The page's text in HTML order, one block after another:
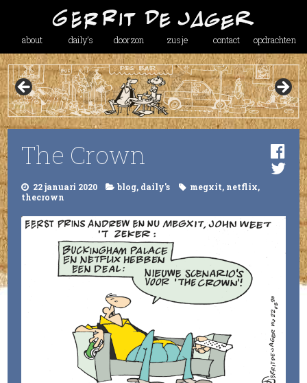
about daily’s doorzon zusje contact opdrachten
The Crown
22 januari 2020 blog, daily's megxit, netflix,
thecrown